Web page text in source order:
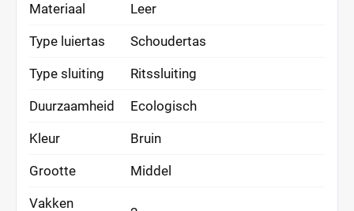
Materiaal Leer
Type luiertas Schoudertas
Type sluiting Ritssluiting
Duurzaamheid Ecologisch
Kleur Bruin
Grootte Middel
Vakken